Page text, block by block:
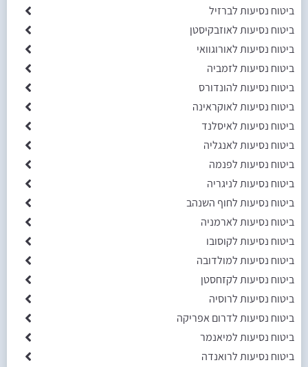
ביטוח נסיעות לברזיל
ביטוח נסיעות לאוזבקיסטן
ביטוח נסיעות לאורוגוואי
ביטוח נסיעות לזמביה
ביטוח נסיעות להונדורס
ביטוח נסיעות לאוקראינה
ביטוח נסיעות לאיסלנד
ביטוח נסיעות לאנגליה
ביטוח נסיעות לפנמה
ביטוח נסיעות לניגריה
ביטוח נסיעות לחוף השנהב
ביטוח נסיעות לארמניה
ביטוח נסיעות לקוסובו
ביטוח נסיעות למולדובה
ביטוח נסיעות לקזחסטן
ביטוח נסיעות לרוסיה
ביטוח נסיעות לדרום אפריקה
ביטוח נסיעות למיאנמר
ביטוח נסיעות לרואנדה